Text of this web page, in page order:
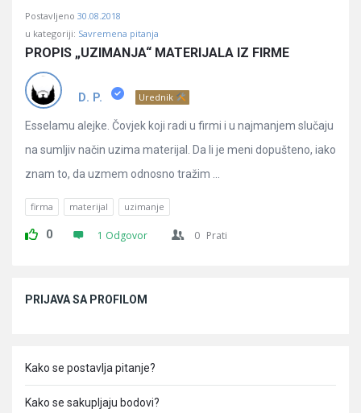
Postavljeno 30.08.2018
u kategoriji: Savremena pitanja
PROPIS „UZIMANJA“ MATERIJALA IZ FIRME
D. P. Urednik
Esselamu alejke. Čovjek koji radi u firmi i u najmanjem slučaju
na sumljiv način uzima materijal. Da li je meni dopušteno, iako
znam to, da uzmem odnosno tražim ...
firma materijal uzimanje
0 1 Odgovor 0 Prati
PRIJAVA SA PROFILOM
Kako se postavlja pitanje?
Kako se sakupljaju bodovi?